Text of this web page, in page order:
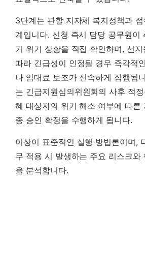
3단계는 관할 지자체 복지정책과
계입니다. 신청 즉시 담당 공무원이
거 위기 상황을 직접 확인하며, 선
따라 긴급성이 인정될 경우 즉각적
나 임대료 보조가 신속하게 집행됩
는 긴급지원심의위원회의 사후 적
혜 대상자의 위기 해소 여부에 따른
종 승인 확정을 수행하게 됩니다.
이상이 표준적인 실행 방법론이며,
무 적용 시 발생하는 주요 리스크와
을 분석합니다.